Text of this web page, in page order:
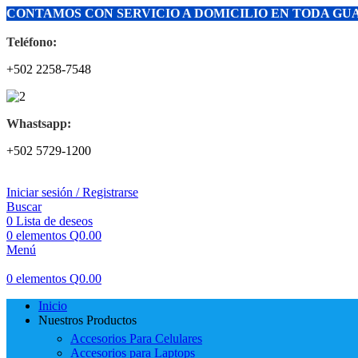
CONTAMOS CON SERVICIO A DOMICILIO EN TODA
Teléfono:
+502 2258-7548
Whastsapp:
+502 5729-1200
Iniciar sesión / Registrarse
Buscar
0 Lista de deseos
0 elementos Q0.00
Menú
0 elementos Q0.00
Inicio
Nuestros Productos
Accesorios Para Celulares
Accesorios para Laptops